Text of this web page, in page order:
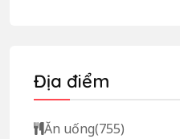
Địa điểm
Ăn uống(755)